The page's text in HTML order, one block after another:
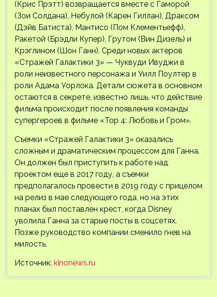
(Крис Прэтт) возвращается вместе с Гаморой
(Зои Солдана), Небулой (Карен Гиллан), Драксом
(Дэйв Батиста), Мантисо (Пом Клементьефф),
Ракетой (Брэдли Купер), Грутом (Вин Дизель) и
Крэглином (Шон Ганн). Среди новых актеров
«Стражей Галактики 3» — Чуквуди Ивуджи в
роли неизвестного персонажа и Уилл Поултер в
роли Адама Уорлока. Детали сюжета в основном
остаются в секрете, известно лишь, что действие
фильма происходит после появления команды
супергероев в фильме «Тор 4: Любовь и Гром».
Съемки «Стражей Галактики 3» оказались
сложным и драматическим процессом для Ганна.
Он должен был приступить к работе над
проектом еще в 2017 году, а съемки
предполагалось провести в 2019 году с прицелом
на релиз в мае следующего года, но на этих
планах был поставлен крест, когда Disney
уволила Ганна за старые посты в соцсетях.
Позже руководство компании сменило гнев на
милость.
Источник: kinonews.ru